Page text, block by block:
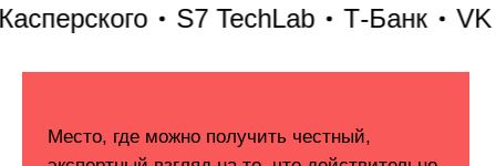
S7 TechLab Т-Банк VK